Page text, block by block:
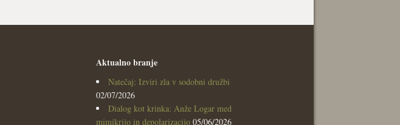
Aktualno branje
Natečaj: Izviri zla v sodobni družbi
02/07/2026
Dialog kot krinka: Anže Logar med
mimikrijo in depolarizacijo 05/06/2026